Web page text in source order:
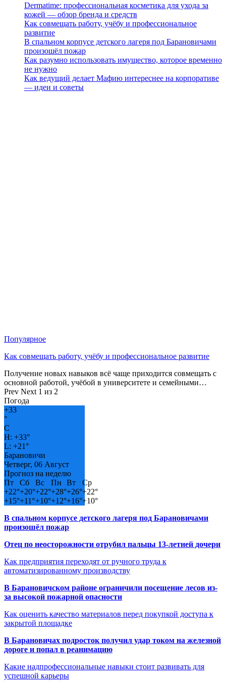
Dermatime: профессиональная косметика для ухода за
кожей — обзор бренда и средств
Как совмещать работу, учёбу и профессиональное
развитие
В спальном корпусе детского лагеря под Барановичами
произошёл пожар
Как разумно использовать имущество, которое временно
не нужно
Как ведущий делает Мафию интереснее на корпоративе
— идеи и советы
Популярное
Как совмещать работу, учёбу и профессиональное развитие
Получение новых навыков всё чаще приходится совмещать с
основной работой, учёбой в университете и семейными…
Prev Next 1 из 2
Погода
+33
°
C
H: +33°
L: +21°
Барановичи
Четверг, 06 Август
Прогноз на неделю
Пт
Сб Вс Пн Вт
Ср
+22°+20°+22°+28°+26°+22°
+15°+11°+10°+12°+16°+10°
В спальном корпусе детского лагеря под Барановичами
произошёл пожар
Отец по неосторожности отрубил пальцы 13-летней дочери
Как предприятия переходят от ручного труда к
автоматизированному производству
В Барановичском районе ограничили посещение лесов из-
за высокой пожарной опасности
Как оценить качество материалов перед покупкой доступа к
закрытой площадке
В Барановичах подросток получил удар током на железной
дороге и попал в реанимацию
Какие надпрофессиональные навыки стоит развивать для
успешной карьеры